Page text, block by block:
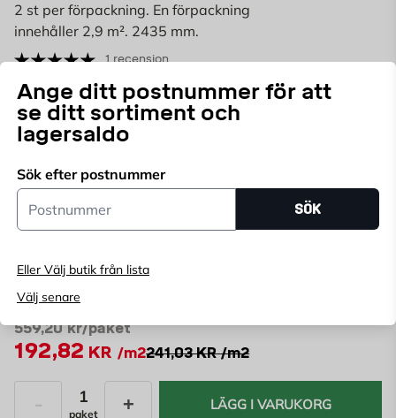
Ange ditt postnummer för att
se ditt sortiment och
lagersaldo
Sök efter postnummer
Postnummer
SÖK
Eller Välj butik från lista
Välj senare
2 st per förpackning. En förpackning
innehåller 2,9 m². 2435 mm.
1 recension
ART.NR:687286390
Regina Vägg Pärlspont Dekor Grå är en
renoveringsskiva som hjälper dig att snabbt och enkelt
få ett nytt ytskikt på väggarna utan att själv behöva
slipa, spackla eller måla. Panelen har en borstad yta
och är färdigmålad med vattenbaserad färg i Grå NCS
S2500-N.
Läs mer
Endast online
Erbjudandet gäller t.o.m. 30/8
559,20 kr/paket
192,82 KR /m2241,03 KR /m2
paket
LÄGG I VARUKORG